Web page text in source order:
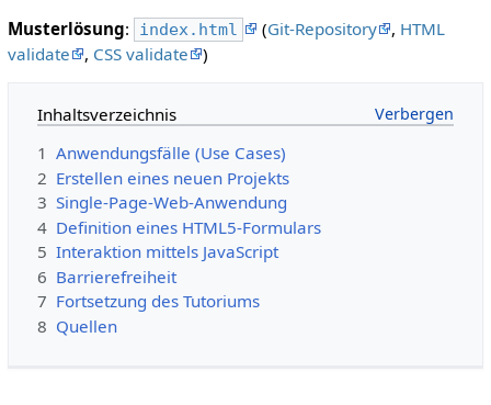
Musterlösung: index.html (Git-Repository , HTML
validate
, CSS validate )
Inhaltsverzeichnis
1 Anwendungsfälle (Use Cases)
2 Erstellen eines neuen Projekts
3 Single-Page-Web-Anwendung
4 Definition eines HTML5-Formulars
5 Interaktion mittels JavaScript
6 Barrierefreiheit
7 Fortsetzung des Tutoriums
8 Quellen